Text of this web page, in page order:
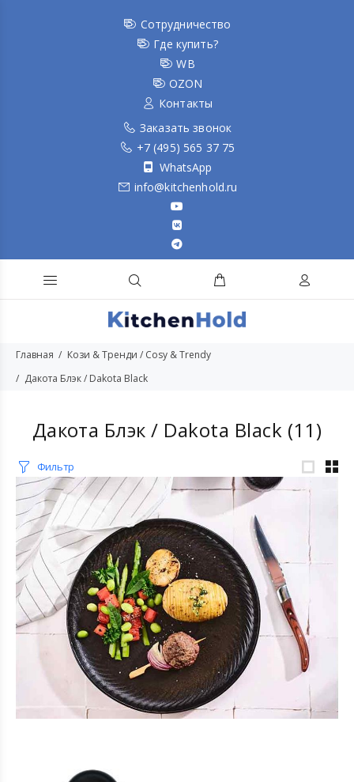
Сотрудничество
Где купить?
WB
OZON
Контакты
Заказать звонок
+7 (495) 565 37 75
WhatsApp
info@kitchenhold.ru
Главная
Кози & Тренди / Cosy & Trendy
Дакота Блэк / Dakota Black
Дакота Блэк / Dakota Black (11)
Фильтр